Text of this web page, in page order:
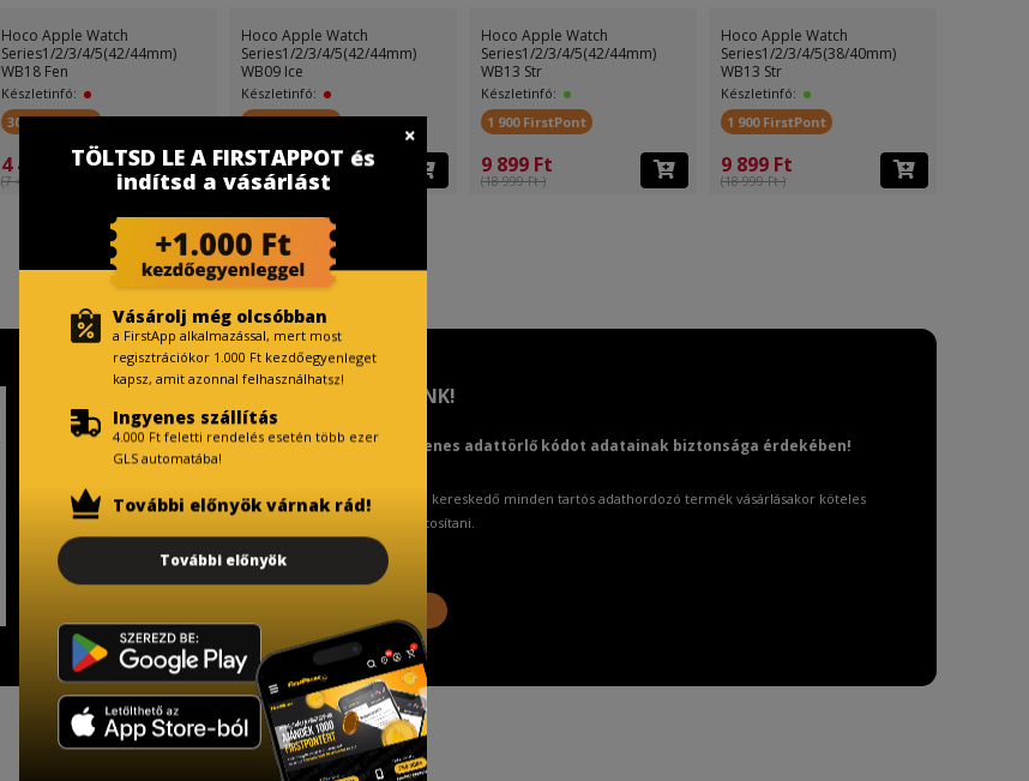
Hoco Apple Watch
Series1/2/3/4/5(42/44mm)
WB18 Fen
Készletinfó:
300 FirstPont
4 499 Ft
(7 499 Ft )
Hoco Apple Watch
Series1/2/3/4/5(42/44mm)
WB09 Ice
Készletinfó:
200 FirstPont
3 499 Ft
(5 499 Ft )
Hoco Apple Watch
Series1/2/3/4/5(42/44mm)
WB13 Str
Készletinfó:
1 900 FirstPont
9 899 Ft
(18 999 Ft )
Hoco Apple Watch
Series1/2/3/4/5(38/40mm)
WB13 Str
Készletinfó:
1 900 FirstPont
9 899 Ft
(18 999 Ft )
TISZTELT VÁSÁRLÓNK!
Fizetésnél kérje az ingyenes adattörlő kódot adatainak biztonsága érdekében!
A Kormány döntése alapján a kereskedő minden tartós adathordozó termék vásárlásakor köteles
ingyenes adattörlő kódot biztosítani.
TÖLTSD LE A FIRSTAPPOT és
indítsd a vásárlást
Vásárolj még olcsóbban
a FirstApp alkalmazással, mert most
regisztrációkor 1.000 Ft kezdőegyenleget
kapsz, amit azonnal felhasználhatsz!
Ingyenes szállítás
4.000 Ft feletti rendelés esetén több ezer
GLS automatába!
További előnyök várnak rád!
További előnyök